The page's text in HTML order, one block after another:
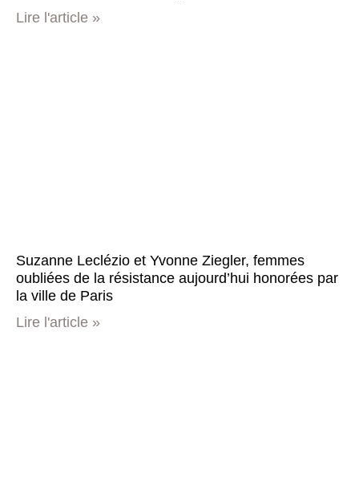
Lire l'article »
Suzanne Leclézio et Yvonne Ziegler, femmes
oubliées de la résistance aujourd’hui honorées par
la ville de Paris
Lire l'article »